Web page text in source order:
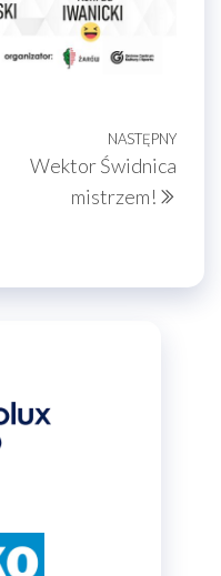
NASTĘPNY
Wektor Świdnica
mistrzem!